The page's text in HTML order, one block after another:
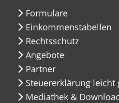
Formulare
Einkommenstabellen
Rechtsschutz
Angebote
Partner
Steuererklärung leicht
Mediathek &